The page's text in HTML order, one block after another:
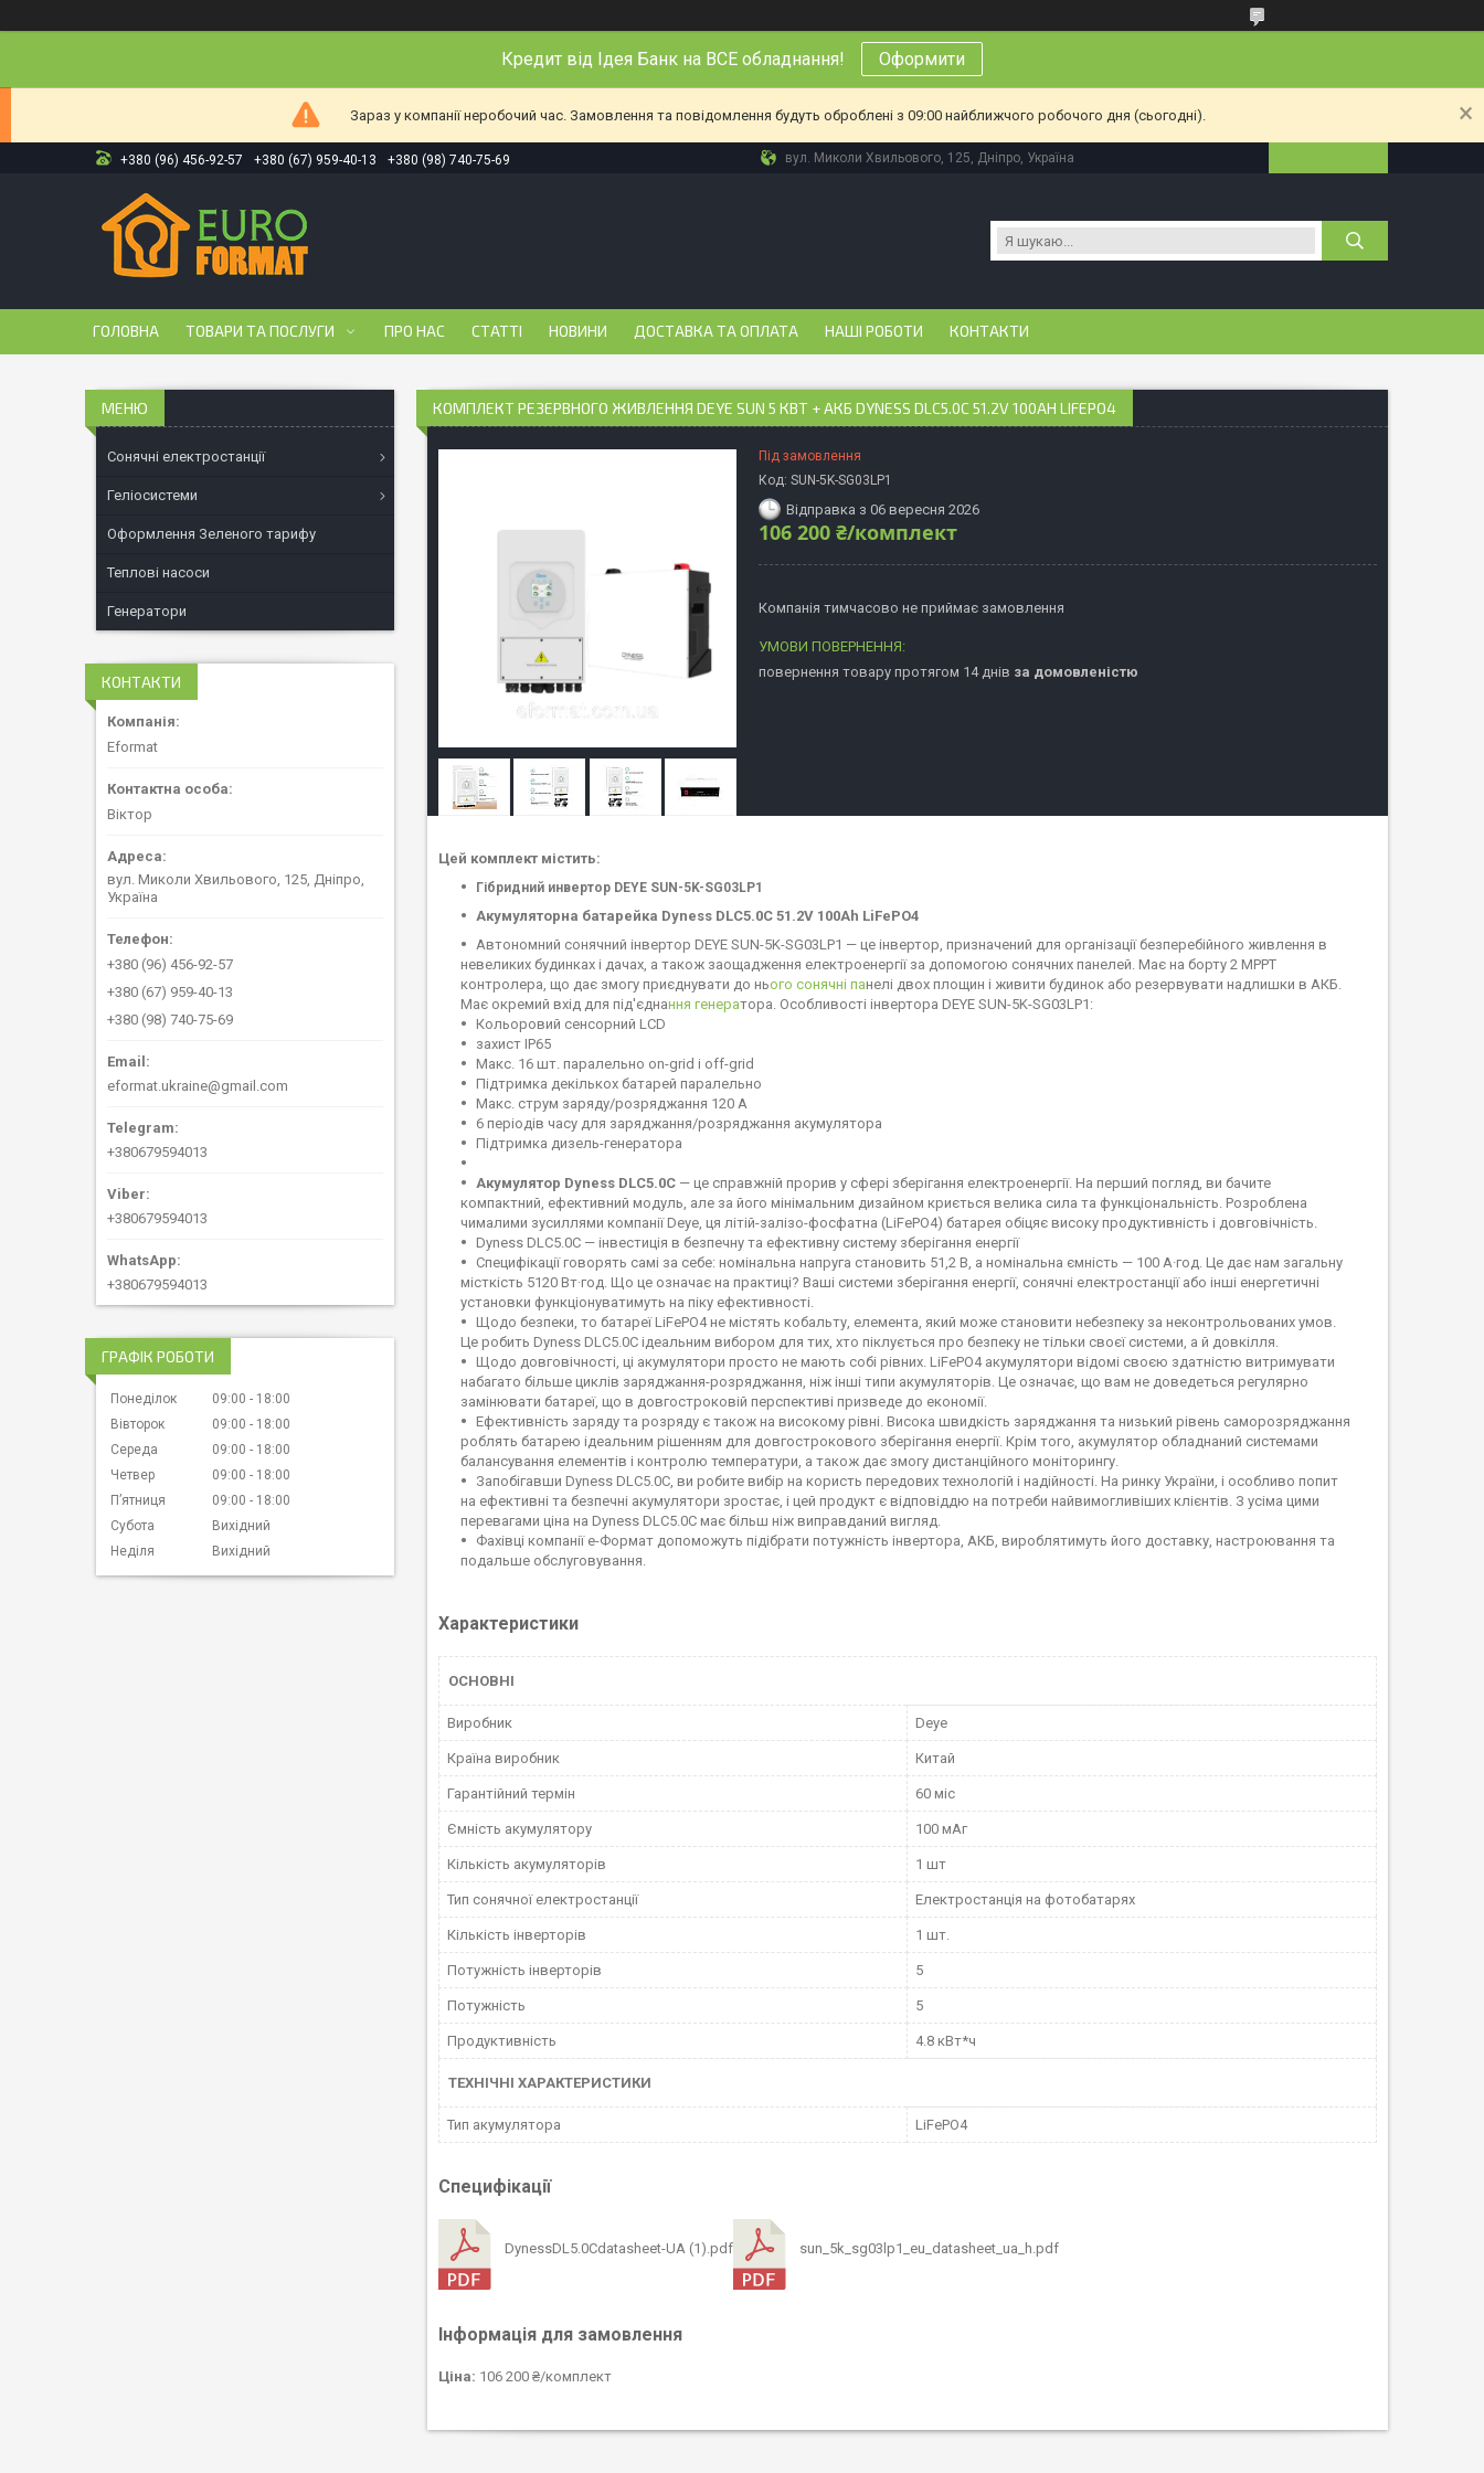
Кредит від Ідея Банк на ВСЕ обладнання! Оформити
Зараз у компанії неробочий час. Замовлення та повідомлення будуть оброблені з 09:00 найближчого робочого дня (сьогодні).
+380 (96) 456-92-57 +380 (67) 959-40-13 +380 (98) 740-75-69 вул. Миколи Хвильового, 125, Дніпро, Україна
ГОЛОВНА ТОВАРИ ТА ПОСЛУГИ ПРО НАС СТАТТІ НОВИНИ ДОСТАВКА ТА ОПЛАТА НАШІ РОБОТИ КОНТАКТИ
КОМПЛЕКТ РЕЗЕРВНОГО ЖИВЛЕННЯ DEYE SUN 5 КВТ + АКБ DYNESS DLC5.0C 51.2V 100AH LIFEPO4
Під замовлення
Код: SUN-5K-SG03LP1
Відправка з 06 вересня 2026
106 200 ₴/комплект
Компанія тимчасово не приймає замовлення
повернення товару протягом 14 днів за домовленістю
Цей комплект містить:
Гібридний инвертор DEYE SUN-5K-SG03LP1
Акумуляторна батарейка Dyness DLC5.0C 51.2V 100Ah LiFePO4
Автономний сонячний інвертор DEYE SUN-5K-SG03LP1 — це інвертор, призначений для організації безперебійного живлення в
невеликих будинках і дачах, а також заощадження електроенергії за допомогою сонячних панелей. Має на борту 2 MPPT
контролера, що дає змогу приєднувати до нього сонячні панелі двох площин і живити будинок або резервувати надлишки в АКБ.
Має окремий вхід для під'єднання генератора. Особливості інвертора DEYE SUN-5K-SG03LP1:
Кольоровий сенсорний LCD
захист IP65
Макс. 16 шт. паралельно on-grid і off-grid
Підтримка декількох батарей паралельно
Макс. струм заряду/розряджання 120 А
6 періодів часу для заряджання/розряджання акумулятора
Підтримка дизель-генератора
Акумулятор Dyness DLC5.0C — це справжній прорив у сфері зберігання електроенергії. На перший погляд, ви бачите
компактний, ефективний модуль, але за його мінімальним дизайном криється велика сила та функціональність. Розроблена
чималими зусиллями компанії Deye, ця літій-залізо-фосфатна (LiFePO4) батарея обіцяє високу продуктивність і довговічність.
Dyness DLC5.0C — інвестиція в безпечну та ефективну систему зберігання енергії
Специфікації говорять самі за себе: номінальна напруга становить 51,2 В, а номінальна ємність — 100 А·год. Це дає нам загальну
місткість 5120 Вт·год. Що це означає на практиці? Ваші системи зберігання енергії, сонячні електростанції або інші енергетичні
установки функціонуватимуть на піку ефективності.
Щодо безпеки, то батареї LiFePO4 не містять кобальту, елемента, який може становити небезпеку за неконтрольованих умов.
Це робить Dyness DLC5.0C ідеальним вибором для тих, хто піклується про безпеку не тільки своєї системи, а й довкілля.
Щодо довговічності, ці акумулятори просто не мають собі рівних. LiFePO4 акумулятори відомі своєю здатністю витримувати
набагато більше циклів заряджання-розряджання, ніж інші типи акумуляторів. Це означає, що вам не доведеться регулярно
замінювати батареї, що в довгостроковій перспективі призведе до економії.
Ефективність заряду та розряду є також на високому рівні. Висока швидкість заряджання та низький рівень саморозряджання
роблять батарею ідеальним рішенням для довгострокового зберігання енергії. Крім того, акумулятор обладнаний системами
балансування елементів і контролю температури, а також дає змогу дистанційного моніторингу.
Запобігавши Dyness DLC5.0C, ви робите вибір на користь передових технологій і надійності. На ринку України, і особливо попит
на ефективні та безпечні акумулятори зростає, і цей продукт є відповіддю на потреби найвимогливіших клієнтів. З усіма цими
перевагами ціна на Dyness DLC5.0C має більш ніж виправданий вигляд.
Фахівці компанії е-Формат допоможуть підібрати потужність інвертора, АКБ, вироблятимуть його доставку, настроювання та
подальше обслуговування.
Характеристики
ОСНОВНІ
Виробник Deye
Країна виробник Китай
Гарантійний термін 60 міс
Ємність акумулятору 100 мАг
Кількість акумуляторів 1 шт
Тип сонячної електростанції Електростанція на фотобатарях
Кількість інверторів 1 шт.
Потужність інверторів 5
Потужність 5
Продуктивність 4.8 кВт*ч
ТЕХНІЧНІ ХАРАКТЕРИСТИКИ
Тип акумулятора LiFePO4
Специфікації
DynessDL5.0Cdatasheet-UA (1).pdf sun_5k_sg03lp1_eu_datasheet_ua_h.pdf
Інформація для замовлення
Ціна: 106 200 ₴/комплект
Сонячні електростанції
Геліосистеми
Оформлення Зеленого тарифу
Теплові насоси
Генератори
КОНТАКТИ
Eformat
Віктор
вул. Миколи Хвильового, 125, Дніпро,
Україна
+380 (96) 456-92-57
+380 (67) 959-40-13
+380 (98) 740-75-69
eformat.ukraine@gmail.com
+380679594013
+380679594013
+380679594013
ГРАФІК РОБОТИ
Понеділок 09:00
18:00
Вівторок
09:00
18:00
Середа
09:00
18:00
Четвер
09:00
18:00
Пʼятниця
09:00
18:00
Субота
Вихідний
Неділя
Вихідний